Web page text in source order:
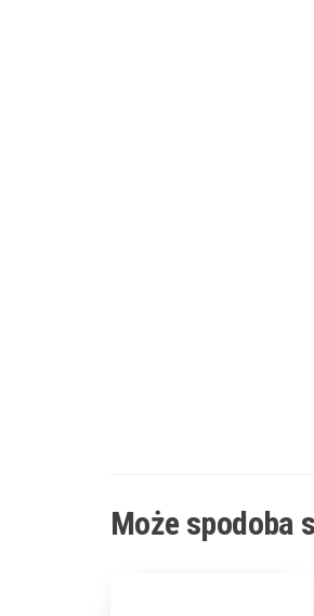
Może spodoba